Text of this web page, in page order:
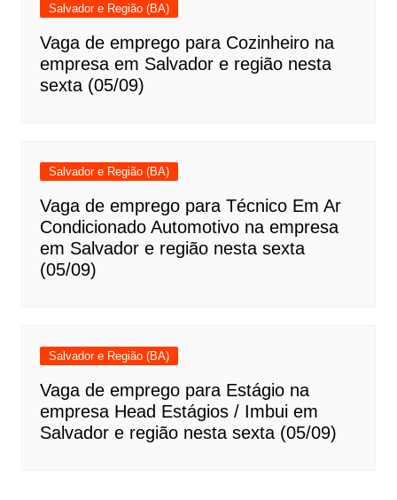
Salvador e Região (BA)
Vaga de emprego para Cozinheiro na
empresa em Salvador e região nesta
sexta (05/09)
Salvador e Região (BA)
Vaga de emprego para Técnico Em Ar
Condicionado Automotivo na empresa
em Salvador e região nesta sexta
(05/09)
Salvador e Região (BA)
Vaga de emprego para Estágio na
empresa Head Estágios / Imbui em
Salvador e região nesta sexta (05/09)